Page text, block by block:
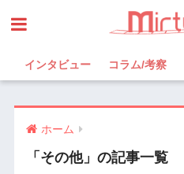
インタビュー コラム/考察
ホーム
「その他」の記事一覧